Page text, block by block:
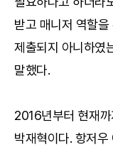
받고 매니저 역할
제출되지 아니하였
말했다.
2016년부터 현재
박재혁이다. 항저